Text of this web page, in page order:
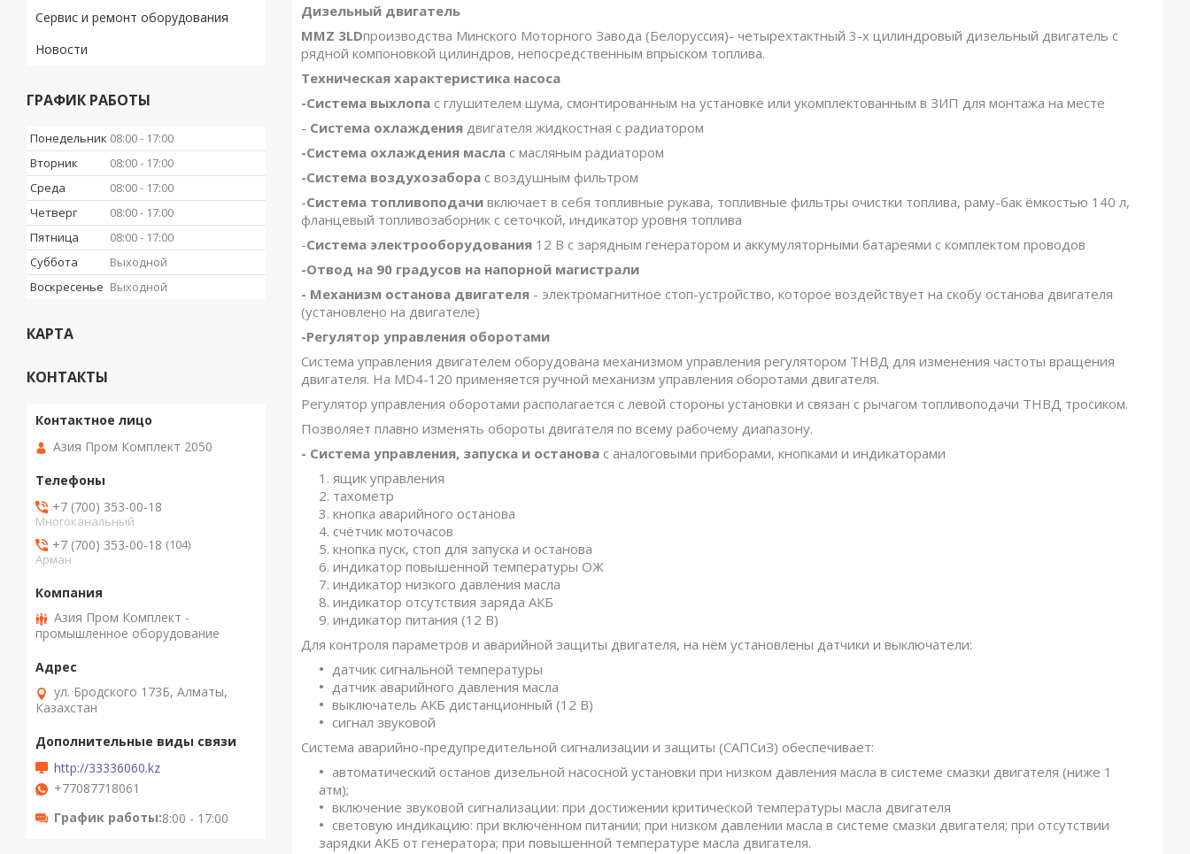
Дизельный двигатель
MMZ 3LDпроизводства Минского Моторного Завода (Белоруссия)- четырехтактный 3-х цилиндровый дизельный двигатель с
рядной компоновкой цилиндров, непосредственным впрыском топлива.
Техническая характеристика насоса
-Система выхлопа с глушителем шума, смонтированным на установке или укомплектованным в ЗИП для монтажа на месте
- Система охлаждения двигателя жидкостная с радиатором
-Система охлаждения масла с масляным радиатором
-Система воздухозабора с воздушным фильтром
-Система топливоподачи включает в себя топливные рукава, топливные фильтры очистки топлива, раму-бак ёмкостью 140 л,
фланцевый топливозаборник с сеточкой, индикатор уровня топлива
-Система электрооборудования 12 В с зарядным генератором и аккумуляторными батареями с комплектом проводов
-Отвод на 90 градусов на напорной магистрали
- Механизм останова двигателя - электромагнитное стоп-устройство, которое воздействует на скобу останова двигателя
(установлено на двигателе)
-Регулятор управления оборотами
Система управления двигателем оборудована механизмом управления регулятором ТНВД для изменения частоты вращения
двигателя. На MD4-120 применяется ручной механизм управления оборотами двигателя.
Регулятор управления оборотами располагается с левой стороны установки и связан с рычагом топливоподачи ТНВД тросиком.
Позволяет плавно изменять обороты двигателя по всему рабочему диапазону.
- Система управления, запуска и останова с аналоговыми приборами, кнопками и индикаторами
ящик управления
тахометр
кнопка аварийного останова
счётчик моточасов
кнопка пуск, стоп для запуска и останова
индикатор повышенной температуры ОЖ
индикатор низкого давления масла
индикатор отсутствия заряда АКБ
индикатор питания (12 В)
Для контроля параметров и аварийной защиты двигателя, на нём установлены датчики и выключатели:
датчик сигнальной температуры
датчик аварийного давления масла
выключатель АКБ дистанционный (12 В)
сигнал звуковой
Система аварийно-предупредительной сигнализации и защиты (САПСиЗ) обеспечивает:
автоматический останов дизельной насосной установки при низком давления масла в системе смазки двигателя (ниже 1
атм);
включение звуковой сигнализации: при достижении критической температуры масла двигателя
световую индикацию: при включённом питании; при низком давлении масла в системе смазки двигателя; при отсутствии
зарядки АКБ от генератора; при повышенной температуре масла двигателя.
Сервис и ремонт оборудования
Новости
ГРАФИК РАБОТЫ
Понедельник 08:00
17:00
Вторник
08:00
17:00
Среда
08:00
17:00
Четверг
08:00
17:00
Пятница
08:00
17:00
Суббота
Выходной
Воскресенье Выходной
КАРТА
КОНТАКТЫ
Азия Пром Комплект 2050
+7 (700) 353-00-18
Многоканальный
+7 (700) 353-00-18
104
Арман
Азия Пром Комплект -
промышленное оборудование
ул. Бродского 173Б, Алматы,
Казахстан
http://33336060.kz
+77087718061
График работы 8:00 - 17:00